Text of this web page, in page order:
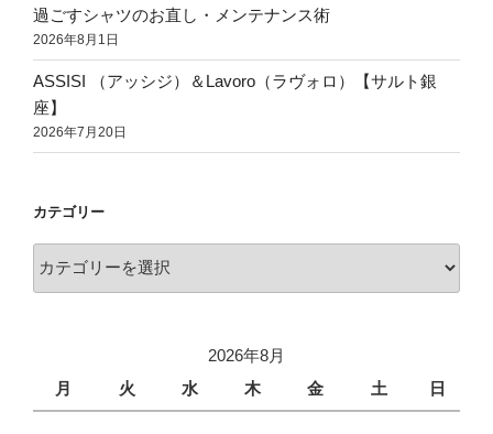
過ごすシャツのお直し・メンテナンス術
2026年8月1日
ASSISI （アッシジ）＆Lavoro（ラヴォロ）【サルト銀
座】
2026年7月20日
カテゴリー
2026年8月
月
火 水 木 金 土 日